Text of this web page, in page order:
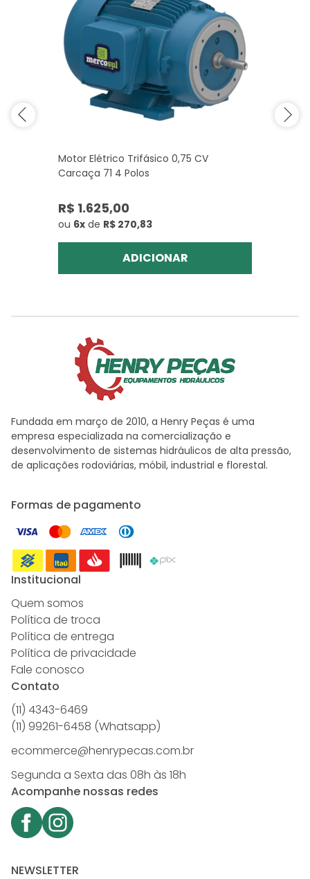
Motor Elétrico Trifásico 0,75 CV
Carcaça 71 4 Polos
R$ 1.625,00
ou 6x de R$ 270,83
ADICIONAR
Fundada em março de 2010, a Henry Peças é uma
empresa especializada na comercialização e
desenvolvimento de sistemas hidráulicos de alta pressão,
de aplicações rodoviárias, móbil, industrial e florestal.
Formas de pagamento
Institucional
Quem somos
Política de troca
Política de entrega
Política de privacidade
Fale conosco
Contato
(11) 4343-6469
(11) 99261-6458 (Whatsapp)
ecommerce@henrypecas.com.br
Segunda a Sexta das 08h às 18h
Acompanhe nossas redes
NEWSLETTER